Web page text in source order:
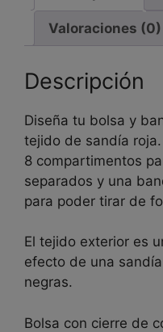
Valoraciones (0)
Descripción
Diseña tu bolsa y
tejido de sandía
8 compartimentos
separados y una
para poder tirar de
El tejido exterior es
efecto de una
negras.
Bolsa con cierre de